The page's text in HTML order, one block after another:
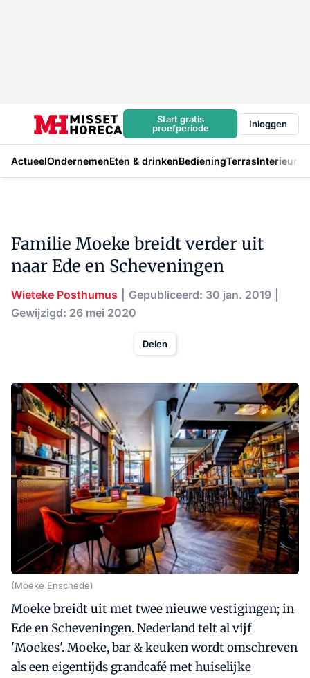
Start gratis
proefperiode
Inloggen
ActueelOndernemenEten & drinkenBedieningTerrasInterieur
Familie Moeke breidt verder uit
naar Ede en Scheveningen
Wieteke Posthumus
Gepubliceerd: 30 jan. 2019
Gewijzigd: 26 mei 2020
Delen
(Moeke Enschede)
Moeke breidt uit met twee nieuwe vestigingen; in
Ede en Scheveningen. Nederland telt al vijf
'Moekes'. Moeke, bar & keuken wordt omschreven
als een eigentijds grandcafé met huiselijke